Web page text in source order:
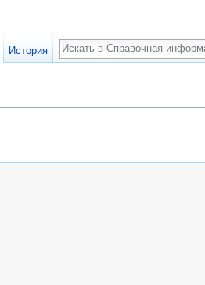
История
Поиск